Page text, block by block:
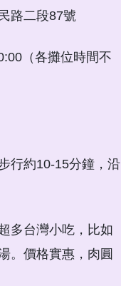
路二段87號
（各攤位時間不
行約10-15分鐘，沿
多台灣小吃，比如
。價格實惠，肉圓